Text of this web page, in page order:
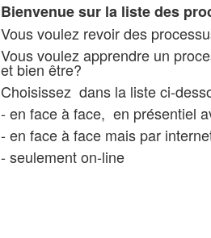
Bienvenue sur la liste des
Vous voulez revoir des
Vous voulez apprendre un
et bien être?
Choisissez dans la liste ci-
- en face à face, en présentiel
- en face à face mais par
- seulement on-line